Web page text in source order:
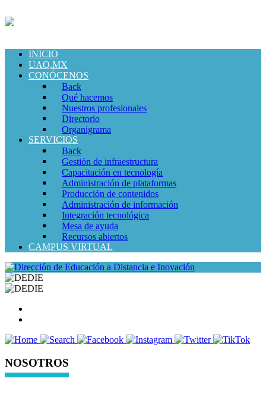
INICIO
UAQ.MX
CONÓCENOS
Back
Qué hacemos
Nuestros profesionales
Directorio
Organigrama
SERVICIOS
Back
Gestión de infraestructura
Capacitación en tecnología
Administración de plataformas
Producción de contenidos
Administración de información
Integración tecnológica
Mesa de ayuda
Recursos abiertos
CAMPUS VIRTUAL
NOSOTROS